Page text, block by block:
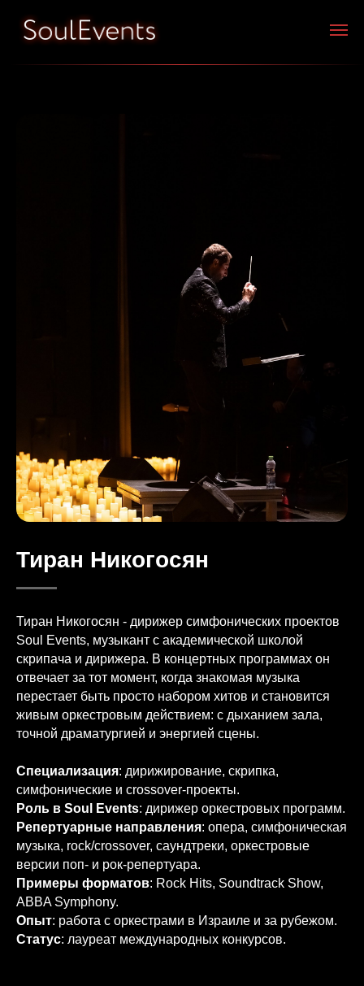
Тиран Никогосян
Тиран Никогосян - дирижер симфонических проектов
Soul Events, музыкант с академической школой
скрипача и дирижера. В концертных программах он
отвечает за тот момент, когда знакомая музыка
перестает быть просто набором хитов и становится
живым оркестровым действием: с дыханием зала,
точной драматургией и энергией сцены.
Специализация: дирижирование, скрипка,
симфонические и crossover-проекты.
Роль в Soul Events: дирижер оркестровых программ.
Репертуарные направления: опера, симфоническая
музыка, rock/crossover, саундтреки, оркестровые
версии поп- и рок-репертуара.
Примеры форматов: Rock Hits, Soundtrack Show,
ABBA Symphony.
Опыт: работа с оркестрами в Израиле и за рубежом.
Статус: лауреат международных конкурсов.